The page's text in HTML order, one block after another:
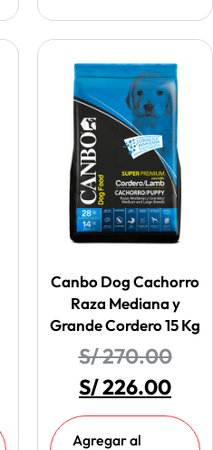
Canbo Dog Cachorro
Raza Mediana y
Grande Cordero 15 Kg
S/270.00
S/226.00
Agregar al